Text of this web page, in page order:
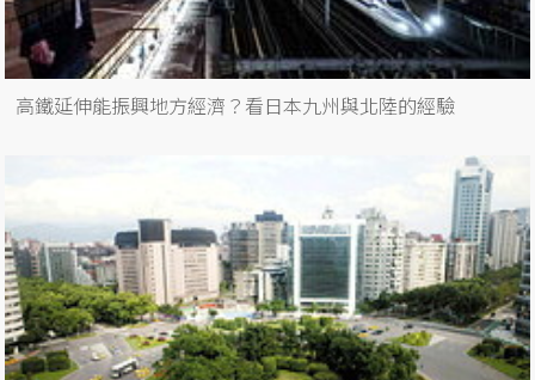
高鐵延伸能振興地方經濟？看日本九州與北陸的經驗